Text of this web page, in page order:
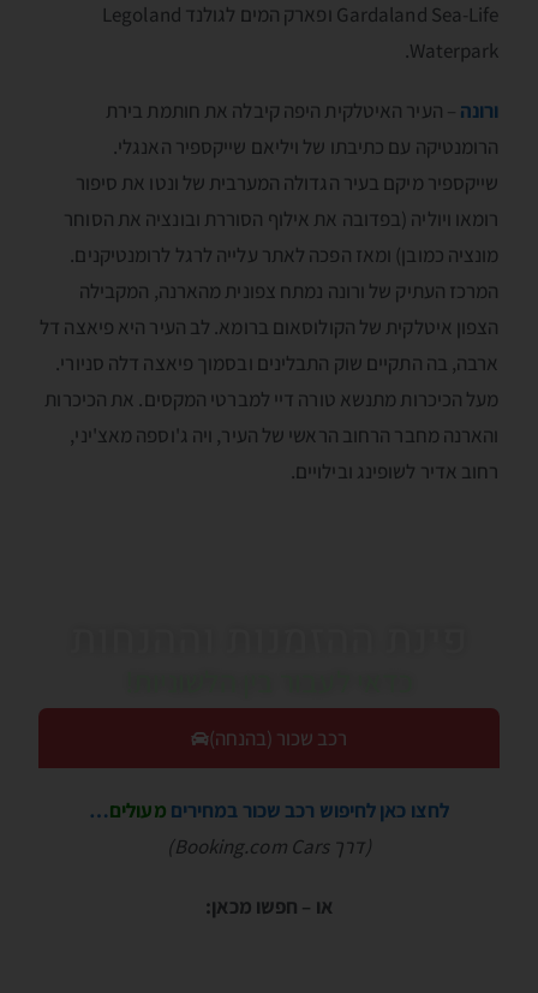
Gardaland Sea-Life ופארק המים לגולנד Legoland
Waterpark.
ורונה – העיר האיטלקית היפה קיבלה את חותמת בירת
הרומנטיקה עם כתיבתו של ויליאם שייקספיר האנגלי.
שייקספיר מיקם בעיר הגדולה המערבית של ונטו את סיפור
רומאו ויוליה (בפדובה את אילוף הסוררת ובונציה את הסוחר
מונציה כמובן) ומאז הפכה לאתר עלייה לרגל לרומנטיקנים.
המרכז העתיק של ורונה נמתח צפונית מהארנה, המקבילה
הצפון איטלקית של הקולוסאום ברומא. לב העיר היא פיאצה דל
ארבה, בה התקיים שוק התבלינים ובסמוך פיאצה דלה סניורי.
מעל הכיכרות מתנשא טורה דיי למברטי המקסים. את הכיכרות
והארנה מחבר הרחוב הראשי של העיר, ויה ג'וספה מאצ'יני,
רחוב אדיר לשופינג ובילויים.
רכב שכור (בהנחה)
לחצו כאן לחיפוש רכב שכור במחירים מעולים…
(דרך Booking.com Cars)
או – חפשו מכאן: